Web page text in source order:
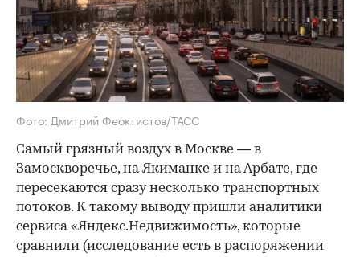
Фото: Дмитрий Феоктистов/ТАСС
Самый грязный воздух в Москве — в
Замоскворечье, на Якиманке и на Арбате, где
пересекаются сразу несколько транспортных
потоков. К такому выводу пришли аналитики
сервиса «Яндекс.Недвижимость», которые
сравнили (исследование есть в распоряжении